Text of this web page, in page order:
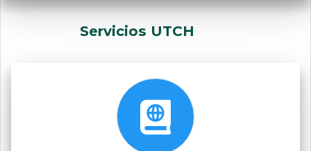
Servicios UTCH